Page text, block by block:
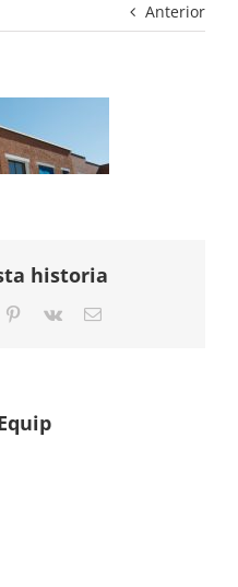
Anterior
historia
Pinterest
Vk
Correo